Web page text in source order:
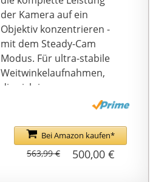
Lieferumfang: 1x 1-Zoll
360°-Objektiv, 1x ONE
RS Kern, 1x Halterung
für 1-Zoll 360°-Objektiv,
1x Vertikale Akku-Basis
für 1-Zoll 360°-Objektiv
und 1x Linsenkappe für
der Kamera auf ein
Objektiv konzentrieren -
mit dem Steady-Cam
Modus. Für ultra-stabile
Weitwinkelaufnahmen,
die sich im
Handumdrehen teilen
FLOWSTATE
STABILISIERUNG: Die
bestmögliche
Bei Amazon kaufen*
500,00 €
563,99 €